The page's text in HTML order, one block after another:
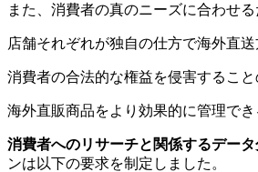
また、消費者の真のニーズに合わせる
店舗それぞれが独自の仕方で海外直送
消費者の合法的な権益を侵害すること
海外直販商品をより効果的に管理でき
消費者へのリサーチと関係するデー
ンは以下の要求を制定しました。